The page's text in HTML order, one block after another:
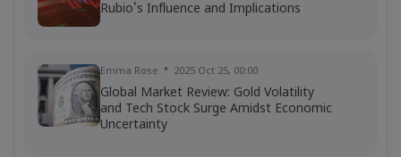
Cut Timing - News in a New Way
Rubio's Influence and Implications
Emma Rose 2025 Oct 25, 00:00
Global Market Review: Gold Volatility
and Tech Stock Surge Amidst Economic
Uncertainty